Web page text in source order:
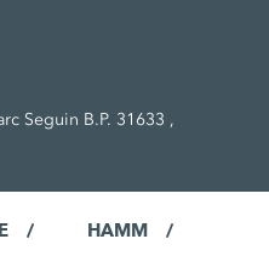
Seguin B.P. 31633 ,
HAMM